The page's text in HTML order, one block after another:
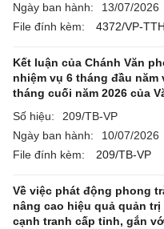
Ngày ban hành:
13/07/2026
File đính kèm:
4372/VP-
Kết luận của Chánh Văn
nhiệm vụ 6 tháng đầu
tháng cuối năm 2026 của
Số hiệu:
209/TB-VP
Ngày ban hành:
10/07/2026
File đính kèm:
209/TB-VP
Về việc phát động phong
nâng cao hiệu quả quản
cạnh tranh cấp tỉnh, gắn